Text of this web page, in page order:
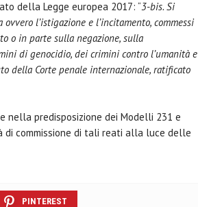
della Legge europea 2017: “3-bis. Si
l’istigazione e l’incitamento, commessi
o in parte sulla negazione, sulla
di genocidio, dei crimini contro l’umanità e
della Corte penale internazionale, ratificato
nella predisposizione dei Modelli 231 e
di commissione di tali reati alla luce delle
PINTEREST